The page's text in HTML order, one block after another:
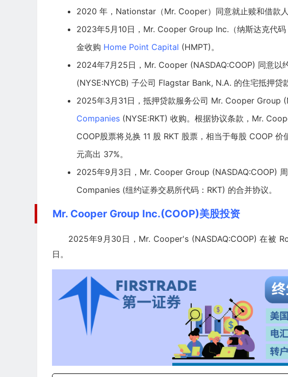
2020 年，Nationstar（Mr. Cooper）同意就止赎和借款
2023年5月10日，Mr. Cooper Group Inc.（纳斯达克代
金收购 Home Point Capital (HMPT)。
2024年7月25日，Mr. Cooper (NASDAQ:COOP) 同意以
(NYSE:NYCB) 子公司 Flagstar Bank, N.A. 的住宅抵押贷
2025年3月31日，抵押贷款服务公司 Mr. Cooper Group
Companies (NYSE:RKT) 收购。根据协议条款，Mr.
COOP股票将兑换 11 股 RKT 股票，相当于每股 COOP
元高出 37%。
2025年9月3日，Mr. Cooper Group (NASDAQ:COOP)
Companies (纽约证券交易所代码：RKT) 的合并协议。
Mr. Cooper Group Inc.(COOP)美股投资
2025年9月30日，Mr. Cooper's (NASDAQ:COOP) 在被
日。